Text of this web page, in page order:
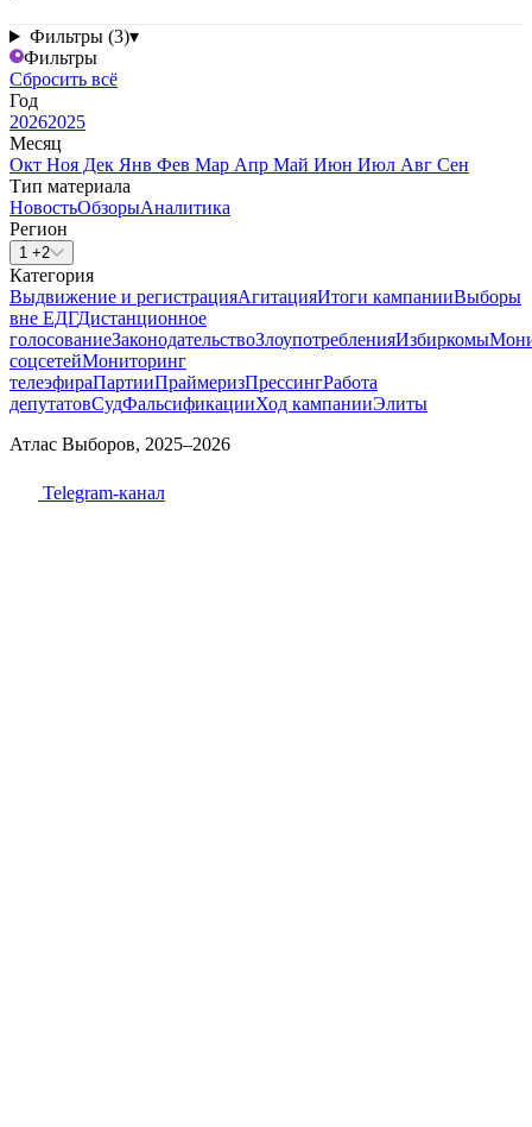
Фильтры (3)▾
Фильтры
Сбросить всё
Год
20262025
Месяц
Окт Ноя Дек Янв Фев Мар Апр Май Июн Июл Авг Сен
Тип материала
НовостьОбзорыАналитика
Регион
1 +2
Категория
Выдвижение и регистрацияАгитацияИтоги кампанииВыборы
вне ЕДГДистанционное
голосованиеЗаконодательствоЗлоупотребленияИзбиркомы
соцсетейМониторинг
телеэфираПартииПраймеризПрессингРабота
депутатовСудФальсификацииХод кампанииЭлиты
Атлас Выборов, 2025–2026
Telegram-канал